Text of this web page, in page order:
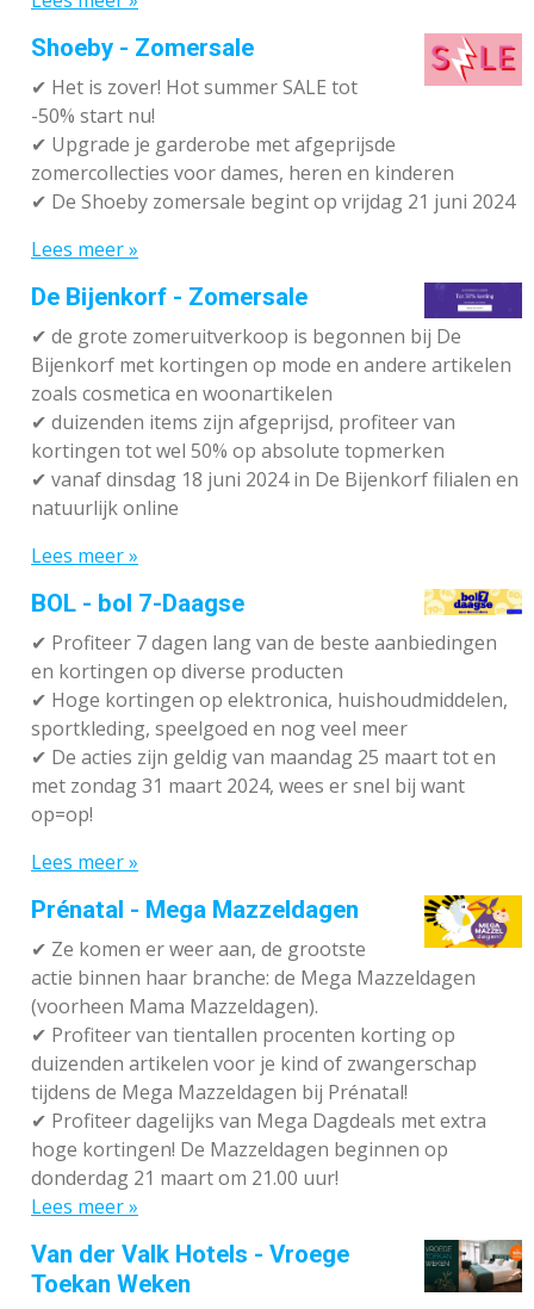
Shoeby - Zomersale
✔ Het is zover! Hot summer SALE tot
-50% start nu!
✔ Upgrade je garderobe met afgeprijsde
zomercollecties voor dames, heren en kinderen
✔ De Shoeby zomersale begint op vrijdag 21 juni 2024
Lees meer »
De Bijenkorf - Zomersale
✔ de grote zomeruitverkoop is begonnen bij De
Bijenkorf met kortingen op mode en andere artikelen
zoals cosmetica en woonartikelen
✔ duizenden items zijn afgeprijsd, profiteer van
kortingen tot wel 50% op absolute topmerken
✔ vanaf dinsdag 18 juni 2024 in De Bijenkorf filialen en
natuurlijk online
Lees meer »
BOL - bol 7-Daagse
✔ Profiteer 7 dagen lang van de beste aanbiedingen
en kortingen op diverse producten
✔ Hoge kortingen op elektronica, huishoudmiddelen,
sportkleding, speelgoed en nog veel meer
✔ De acties zijn geldig van maandag 25 maart tot en
met zondag 31 maart 2024, wees er snel bij want
op=op!
Lees meer »
Prénatal - Mega Mazzeldagen
✔ Ze komen er weer aan, de grootste
actie binnen haar branche: de Mega Mazzeldagen
(voorheen Mama Mazzeldagen).
✔ Profiteer van tientallen procenten korting op
duizenden artikelen voor je kind of zwangerschap
tijdens de Mega Mazzeldagen bij Prénatal!
✔ Profiteer dagelijks van Mega Dagdeals met extra
hoge kortingen! De Mazzeldagen beginnen op
donderdag 21 maart om 21.00 uur!
Lees meer »
Van der Valk Hotels - Vroege
Toekan Weken